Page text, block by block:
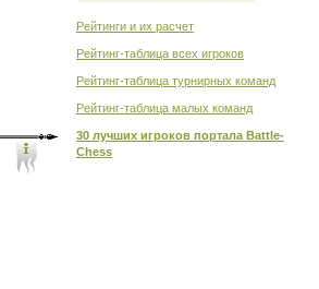
Рейтинги и их расчет
Рейтинг-таблица всех игроков
Рейтинг-таблица турнирных команд
Рейтинг-таблица малых команд
30 лучших игроков портала Battle-
Chess